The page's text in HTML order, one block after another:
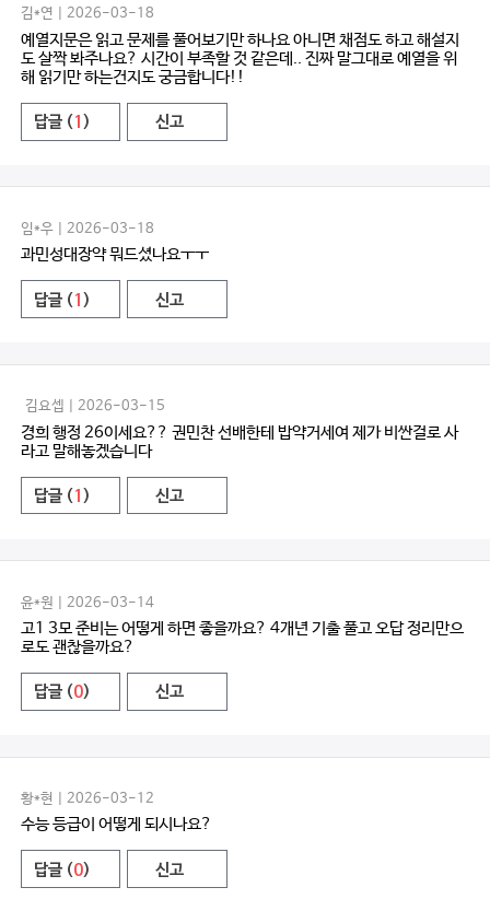
김*연 | 2026-03-18
예열지문은 읽고 문제를 풀어보기만 하나요 아니면 채점도 하고 해설지
도 살짝 봐주나요? 시간이 부족할 것 같은데.. 진짜 말그대로 예열을 위
해 읽기만 하는건지도 궁금합니다!!
답글 (1 ) 신고
임*우 | 2026-03-18
과민성대장약 뭐드셨나요ㅜㅜ
답글 ( 1 ) 신고
김요셉 | 2026-03-15
경희 행정 26이세요?? 권민찬 선배한테 밥약거세여 제가 비싼걸로 사
라고 말해놓겠습니다
답글 ( 1 ) 신고
윤*원 | 2026-03-14
고1 3모 준비는 어떻게 하면 좋을까요? 4개년 기출 풀고 오답 정리만으
로도 괜찮을까요?
답글 (0) 신고
황*현 | 2026-03-12
수능 등급이 어떻게 되시나요?
답글 (0) 신고